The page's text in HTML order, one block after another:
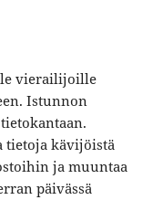
vierailijoille
Istunnon
tietoja kävijöistä
ja muuntaa
päivässä